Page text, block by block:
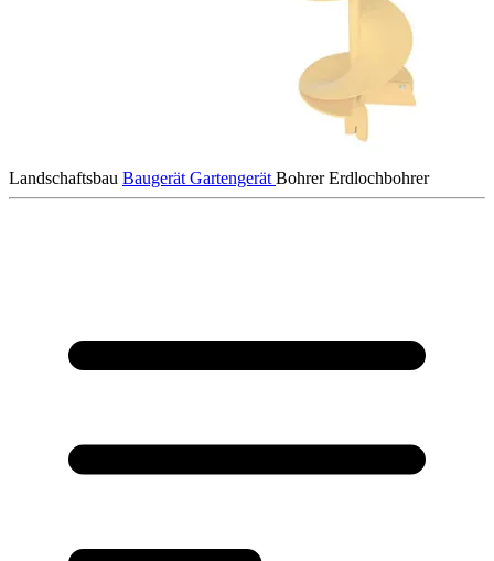
Landschaftsbau Baugerät Gartengerät Bohrer Erdlochbohrer